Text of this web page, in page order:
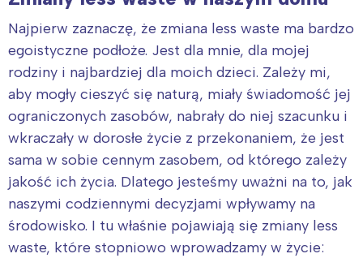
Najpierw zaznaczę, że zmiana less waste ma bardzo
egoistyczne podłoże. Jest dla mnie, dla mojej
rodziny i najbardziej dla moich dzieci. Zależy mi,
aby mogły cieszyć się naturą, miały świadomość jej
ograniczonych zasobów, nabrały do niej szacunku i
wkraczały w dorosłe życie z przekonaniem, że jest
sama w sobie cennym zasobem, od którego zależy
jakość ich życia. Dlatego jesteśmy uważni na to, jak
naszymi codziennymi decyzjami wpływamy na
środowisko. I tu właśnie pojawiają się zmiany less
waste, które stopniowo wprowadzamy w życie: